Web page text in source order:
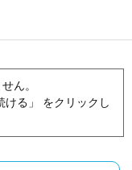
ん。
る」 をクリックし